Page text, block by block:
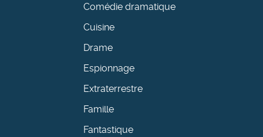
Comédie dramatique
Cuisine
Drame
Espionnage
Extraterrestre
Famille
Fantastique